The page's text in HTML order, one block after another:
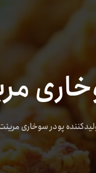
پودر سوخاری